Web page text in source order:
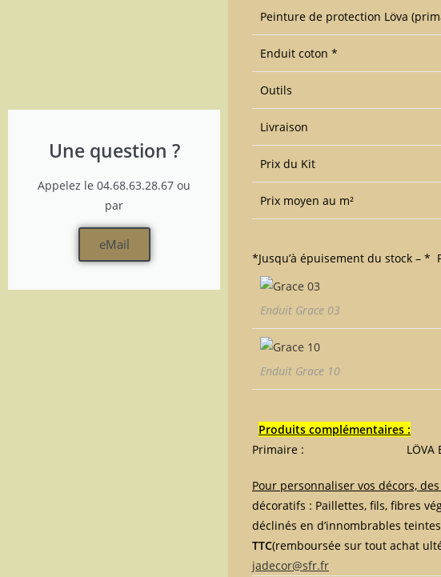
Une question ?
Appelez le 04.68.63.28.67 ou
par
eMail
Peinture de protection Löva
Enduit coton *
Outils
Livraison
Prix du Kit
Prix moyen au m²
*Jusqu’à épuisement du stock – *
Enduit Grace 03
Enduit Grace 10
Produits complémentaires :
Primaire : LÖVA Existe en
Pour personnaliser vos décors,
décoratifs : Paillettes, fils, fibres
déclinés en d’innombrables
TTC(remboursée sur tout achat
jadecor@sfr.fr